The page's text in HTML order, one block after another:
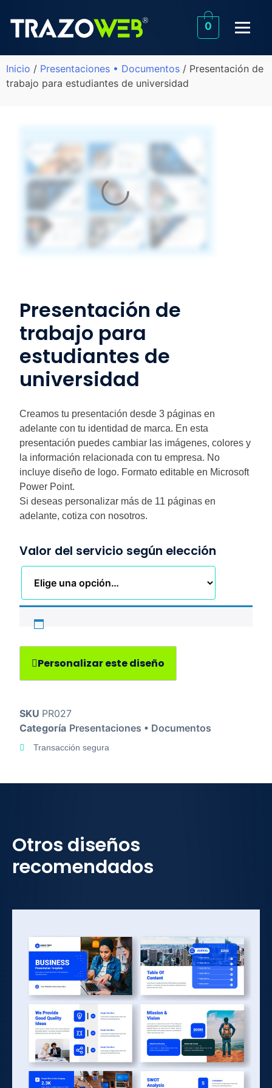
0
Inicio / Presentaciones • Documentos / Presentación de
trabajo para estudiantes de universidad
Presentación de
trabajo para
estudiantes de
universidad
Creamos tu presentación desde 3 páginas en
adelante con tu identidad de marca. En esta
presentación puedes cambiar las imágenes, colores y
la información relacionada con tu empresa. No
incluye diseño de logo. Formato editable en Microsoft
Power Point.
Si deseas personalizar más de 11 páginas en
adelante, cotiza con nosotros.
Valor del servicio según elección
Personalizar este diseño
SKU PR027
Categoría Presentaciones • Documentos
Transacción segura
Otros diseños
recomendados